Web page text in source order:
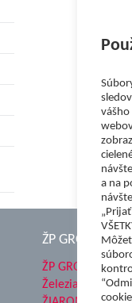
ŽP GROUP
ŽP GROUP
Železiarne
vášho
a na